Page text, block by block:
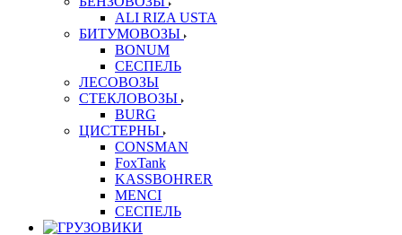
ALI RIZA USTA
БИТУМОВОЗЫ
BONUM
СЕСПЕЛЬ
ЛЕСОВОЗЫ
СТЕКЛОВОЗЫ
BURG
ЦИСТЕРНЫ
CONSMAN
FoxTank
KASSBOHRER
MENCI
СЕСПЕЛЬ